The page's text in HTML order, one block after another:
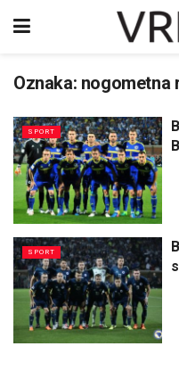
Oznaka: nogometna
SPORT
SPORT